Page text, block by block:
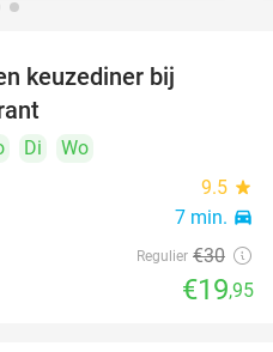
keuzediner bij
Di
Wo
9.5 star
7 min. directions_car
Regulier €30
€19,95